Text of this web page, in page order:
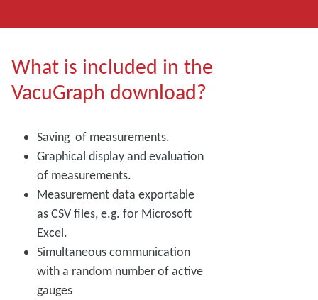
What is included in the
VacuGraph download?
Saving of measurements.
Graphical display and evaluation
of measurements.
Measurement data exportable
as CSV files, e.g. for Microsoft
Excel.
Simultaneous communication
with a random number of active
gauges